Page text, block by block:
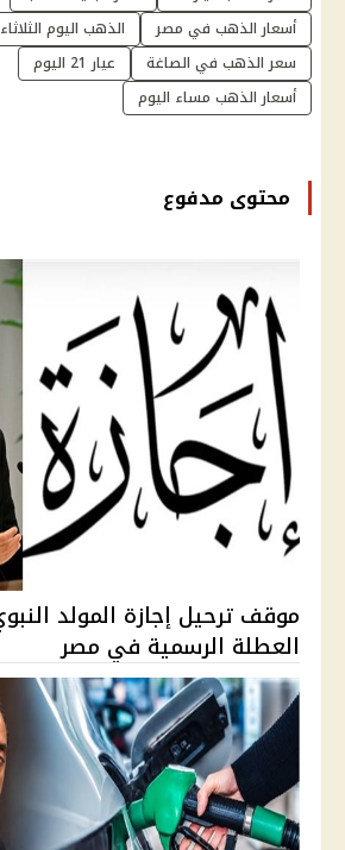
أسعار الذهب في مصر
الذهب اليوم الثلاثاء
سعر الذهب في الصاغة
عيار 21 اليوم
أسعار الذهب مساء اليوم
محتوى مدفوع
العطلة الرسمية في مصر